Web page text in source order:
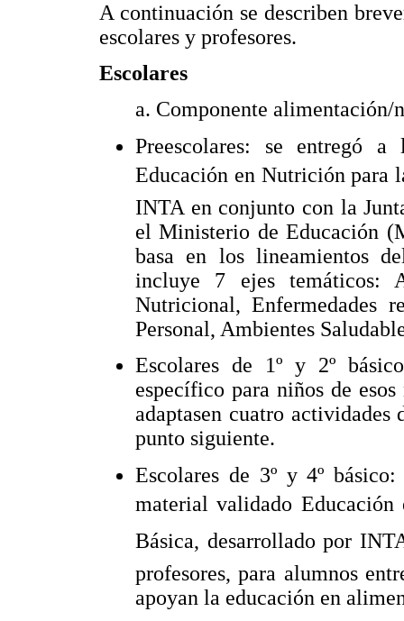
A continuación se describen
escolares y profesores.
Escolares
a. Componente alimentación/
Preescolares: se entregó
Educación en Nutrición para
INTA en conjunto con la
el Ministerio de Educación
basa en los lineamientos
incluye 7 ejes temáticos:
Nutricional, Enfermedades
Personal, Ambientes
Escolares de 1º y 2º
específico para niños de
adaptasen cuatro
punto siguiente.
Escolares de 3º y 4º
material validado
Básica, desarrollado por
profesores, para alumnos
apoyan la educación en